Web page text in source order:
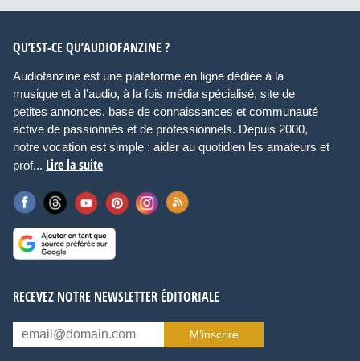
QU’EST-CE QU’AUDIOFANZINE ?
Audiofanzine est une plateforme en ligne dédiée à la
musique et à l’audio, à la fois média spécialisé, site de
petites annonces, base de connaissances et communauté
active de passionnés et de professionnels. Depuis 2000,
notre vocation est simple : aider au quotidien les amateurs et
prof... Lire la suite
RECEVEZ NOTRE NEWSLETTER ÉDITORIALE
M’inscrire